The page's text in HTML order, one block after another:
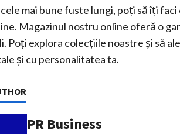
mai bune fuste lungi, poți să îți
Magazinul nostru online oferă o
Poți explora colecțiile noastre și să
și cu personalitatea ta.
PR Business